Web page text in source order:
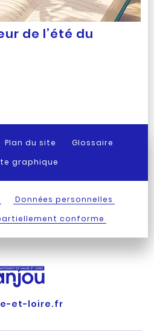
de l’été du
Plan du site
Glossaire
graphique
Données personnelles
conforme
et-loire.fr